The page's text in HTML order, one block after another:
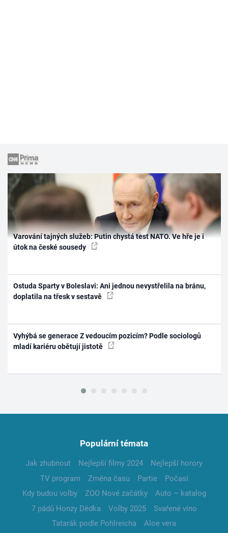
Varování tajných služeb: Putin chystá test NATO. Ve hře je i
útok na české sousedy
Ostuda Sparty v Boleslavi: Ani jednou nevystřelila na bránu,
doplatila na třesk v sestavě
Vyhýbá se generace Z vedoucím pozicím? Podle sociologů
mladí kariéru obětují jistotě
Populární témata
Jak zhubnout Nejlepší filmy 2024
Nejlepší horory
TV program
Změna času Partie
Počasí
Kdy budou volby
ZOO Nové začátky
Auto – katalog
7 pádů Honzy Dědka
Volby 2025
Svařené víno
Tatarák podle Pohlreicha
Aloe vera